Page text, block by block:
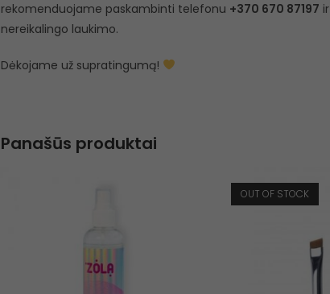
rekomenduojame paskambinti telefonu +370 670 87197
nereikalingo laukimo.
Dėkojame už supratingumą!
Panašūs produktai
OUT OF STOCK